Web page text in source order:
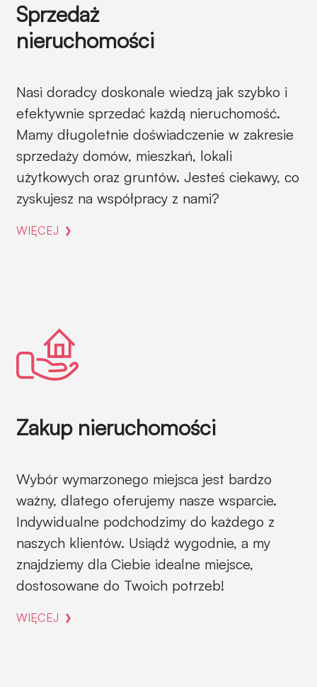
Sprzedaż
nieruchomości
Nasi doradcy doskonale wiedzą jak szybko i
efektywnie sprzedać każdą nieruchomość.
Mamy długoletnie doświadczenie w zakresie
sprzedaży domów, mieszkań, lokali
użytkowych oraz gruntów. Jesteś ciekawy, co
zyskujesz na współpracy z nami?
WIĘCEJ
Zakup nieruchomości
Wybór wymarzonego miejsca jest bardzo
ważny, dlatego oferujemy nasze wsparcie.
Indywidualne podchodzimy do każdego z
naszych klientów. Usiądź wygodnie, a my
znajdziemy dla Ciebie idealne miejsce,
dostosowane do Twoich potrzeb!
WIĘCEJ